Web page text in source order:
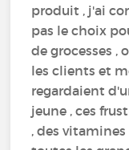
produit , j'ai
pas le choix
de grocesses ,
les clients et
regardaient
jeune , ces
, des vitamines